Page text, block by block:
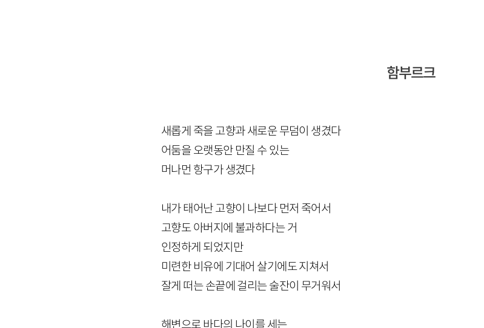
함부르크
새롭게 죽을 고향과 새로운 무덤이 생겼다
어둠을 오랫동안 만질 수 있는
머나먼 항구가 생겼다
내가 태어난 고향이 나보다 먼저 죽어서
고향도 아버지에 불과하다는 거
인정하게 되었지만
미련한 비유에 기대어 살기에도 지쳐서
잘게 떠는 손끝에 걸리는 술잔이 무거워서
해변으로 바다의 나이를 세는